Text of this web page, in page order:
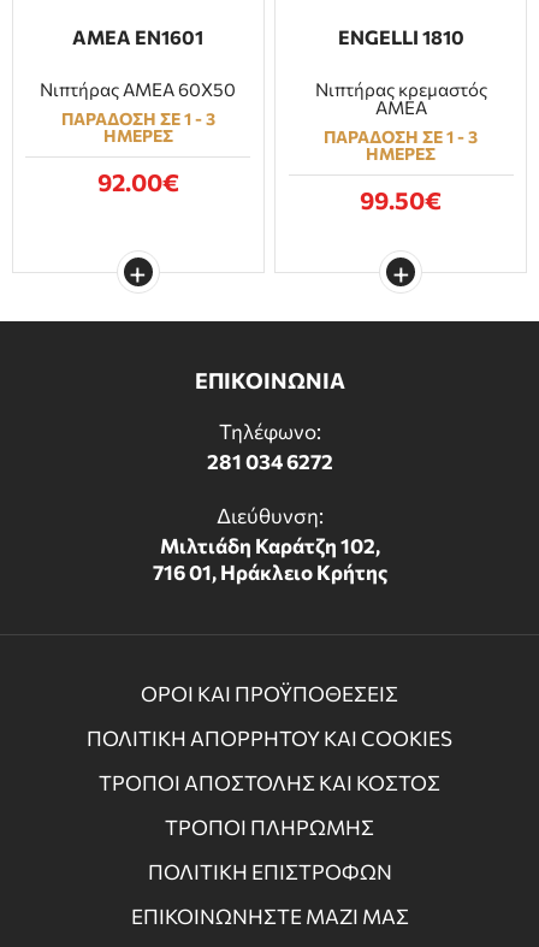
ΑΜΕΑ EN1601
Νιπτήρας ΑΜΕΑ 60X50
ΠΑΡΑΔΟΣΗ ΣΕ 1 - 3
ΗΜΕΡΕΣ
92.00€
ENGELLI 1810
Νιπτήρας κρεμαστός
ΑΜΕΑ
ΠΑΡΑΔΟΣΗ ΣΕ 1 - 3
ΗΜΕΡΕΣ
99.50€
ΕΠΙΚΟΙΝΩΝΙΑ
Τηλέφωνο:
281 034 6272
Διεύθυνση:
Μιλτιάδη Καράτζη 102,
716 01, Ηράκλειο Κρήτης
ΟΡΟΙ ΚΑΙ ΠΡΟΫΠΟΘΕΣΕΙΣ
ΠΟΛΙΤΙΚΗ ΑΠΟΡΡΗΤΟΥ ΚΑΙ COOKIES
ΤΡΟΠΟΙ ΑΠΟΣΤΟΛΗΣ ΚΑΙ ΚΟΣΤΟΣ
ΤΡΟΠΟΙ ΠΛΗΡΩΜΗΣ
ΠΟΛΙΤΙΚΗ ΕΠΙΣΤΡΟΦΩΝ
ΕΠΙΚΟΙΝΩΝΗΣΤΕ ΜΑΖΙ ΜΑΣ